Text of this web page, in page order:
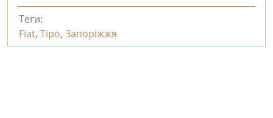
Теги:
Fiat, Tipo, Запоріжжя